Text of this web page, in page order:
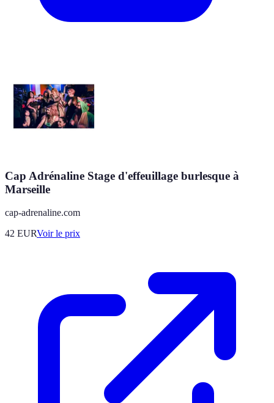
Cap Adrénaline Stage d'effeuillage burlesque à
Marseille
cap-adrenaline.com
42 EURVoir le prix